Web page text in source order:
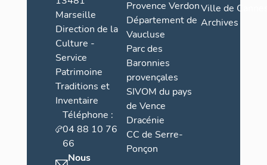
Marseille
Direction de la
Culture -
Service
Patrimoine
Traditions et
Inventaire
Téléphone :
04 88 10 76
66
Nous
Provence Verdon
Département de
Vaucluse
Parc des
Baronnies
provençales
SIVOM du pays
de Vence
Dracénie
CC de Serre-
Ponçon
Ville de
Archives